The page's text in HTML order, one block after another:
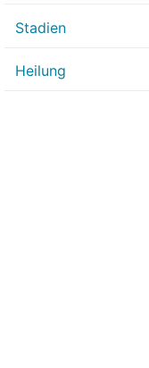
Stadien
Heilung